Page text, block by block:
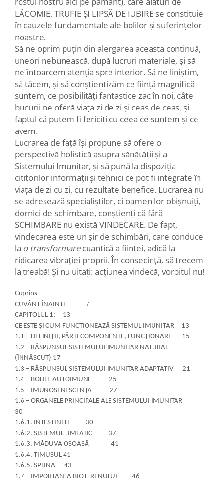
LĂCOMIE, TRUFIE ȘI LIPSĂ DE IUBIRE se constituie
în cauzele fundamentale ale bolilor și suferințelor
noastre.
Să ne oprim puțin din alergarea aceasta continuă,
uneori nebunească, după lucruri materiale, și să
ne întoarcem atenția spre interior. Să ne liniștim,
să tăcem, și să conștientizăm ce ființă magnifică
suntem, ce posibilități fantastice zac în noi, câte
bucurii ne oferă viața zi de zi și ceas de ceas, și
faptul că putem fi fericiți cu ceea ce suntem și ce
avem.
Lucrarea de față își propune să ofere o
perspectivă holistică asupra sănătății și a
Sistemului Imunitar, și să pună la dispoziția
cititorilor informații și tehnici ce pot fi integrate în
viața de zi cu zi, cu rezultate benefice. Lucrarea nu
se adresează specialiștilor, ci oamenilor obișnuiți,
dornici de schimbare, conștienți că fără
SCHIMBARE nu există VINDECARE. De fapt,
vindecarea este un șir de schimbări, care conduce
la o transformarecuantică a ființei, adică la
ridicarea vibrației proprii. În consecință, să trecem
la treabă! Și nu uitați: acțiunea vindecă, vorbitul nu!
Cuprins
CUVÂNT ÎNAINTE 7
CAPITOLUL 1: 13
CE ESTE ŞI CUM FUNCŢIONEAZĂ SISTEMUL IMUNITAR 13
1.1 – DEFINIŢII, PĂRŢI COMPONENTE, FUNCŢIONARE 15
1.2 – RĂSPUNSUL SISTEMULUI IMUNITAR NATURAL
(ÎNNĂSCUT) 17
1.3 – RĂSPUNSUL SISTEMULUI IMUNITAR ADAPTATIV 21
1.4 – BOLILE AUTOIMUNE 25
1.5 – IMUNOSENESCENŢA 27
1.6 – ORGANELE PRINCIPALE ALE SISTEMULUI IMUNITAR
30
1.6.1. INTESTINELE 30
1.6.2. SISTEMUL LIMFATIC 37
1.6.3. MĂDUVA OSOASĂ 41
1.6.4. TIMUSUL 41
1.6.5. SPLINA 43
1.7 – IMPORTANŢA BIOTERENULUI 46